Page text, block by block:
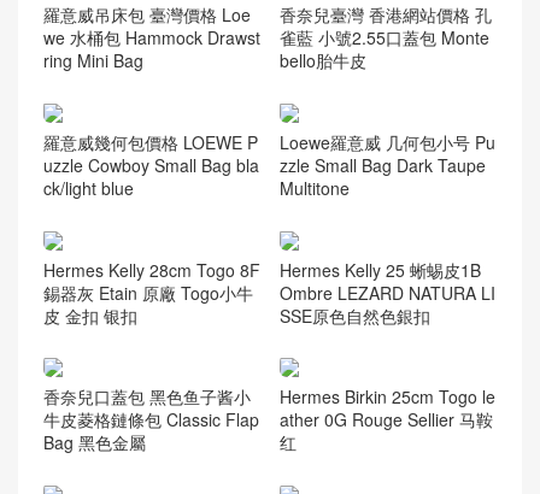
羅意威吊床包 臺灣價格 Loe
we 水桶包 Hammock Drawst
ring Mini Bag
香奈兒臺灣 香港網站價格 孔
雀藍 小號2.55口蓋包 Monte
bello胎牛皮
羅意威幾何包價格 LOEWE P
uzzle Cowboy Small Bag bla
ck/light blue
Loewe羅意威 几何包小号 Pu
zzle Small Bag Dark Taupe
Multitone
Hermes Kelly 28cm Togo 8F
錫器灰 Etain 原廠 Togo小牛
皮 金扣 银扣
Hermes Kelly 25 蜥蜴皮1B
Ombre LEZARD NATURA LI
SSE原色自然色銀扣
香奈兒口蓋包 黑色鱼子酱小
牛皮菱格鏈條包 Classic Flap
Bag 黑色金屬
Hermes Birkin 25cm Togo le
ather 0G Rouge Sellier 马鞍
红